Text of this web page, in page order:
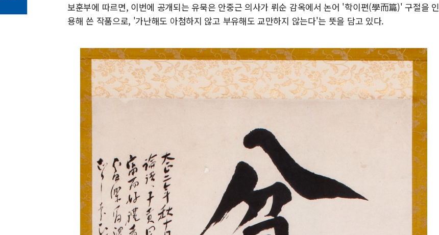
보훈부에 따르면, 이번에 공개되는 유묵은 안중근 의사가 뤼순 감옥에서 논어 '학이편(學而篇)' 구절을 인
용해 쓴 작품으로, '가난해도 아첨하지 않고 부유해도 교만하지 않는다'는 뜻을 담고 있다.